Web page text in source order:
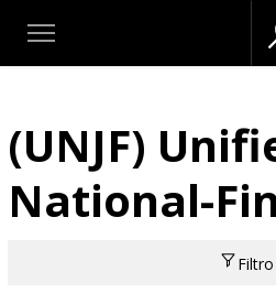
(UNJF)
National-
Filtro